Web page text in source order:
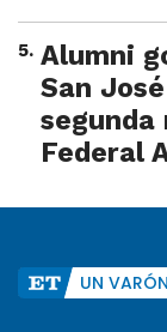
5. Alumni
San
segunda
Federal
UN